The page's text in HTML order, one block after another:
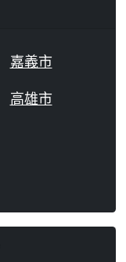
嘉義市
高雄市